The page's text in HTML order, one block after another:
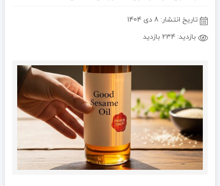
تاریخ انتشار: 8 دی 1404
بازدید: 234 بازدید